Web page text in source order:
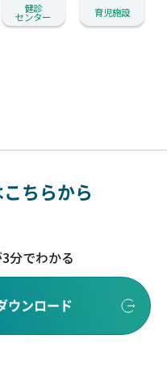
健診
センター 育児施設
ちらから
分でわかる
ウンロード